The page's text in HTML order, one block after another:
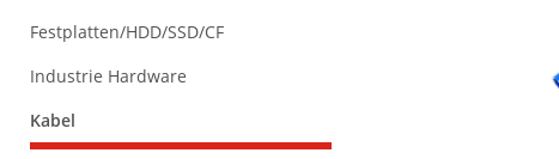
Festplatten/HDD/SSD/CF
Industrie Hardware
Kabel